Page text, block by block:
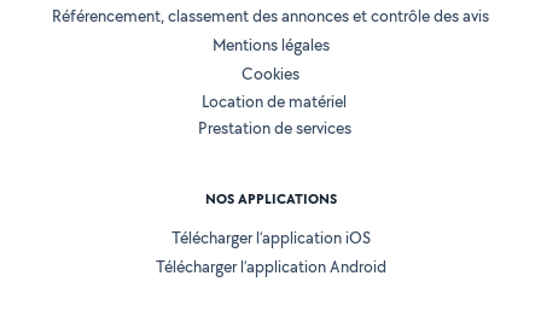
Référencement, classement des annonces et contrôle des avis
Mentions légales
Cookies
Location de matériel
Prestation de services
NOS APPLICATIONS
Télécharger l’application iOS
Télécharger l’application Android